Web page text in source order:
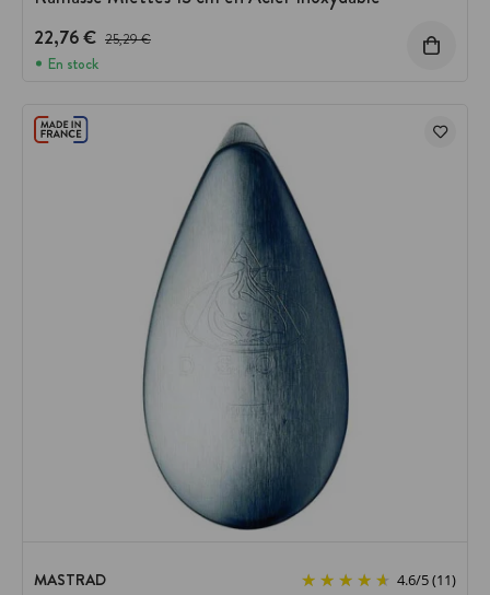
22,76 € Prix avant réduction :
25,29 €
En stock
MASTRAD 4.6/5(11)